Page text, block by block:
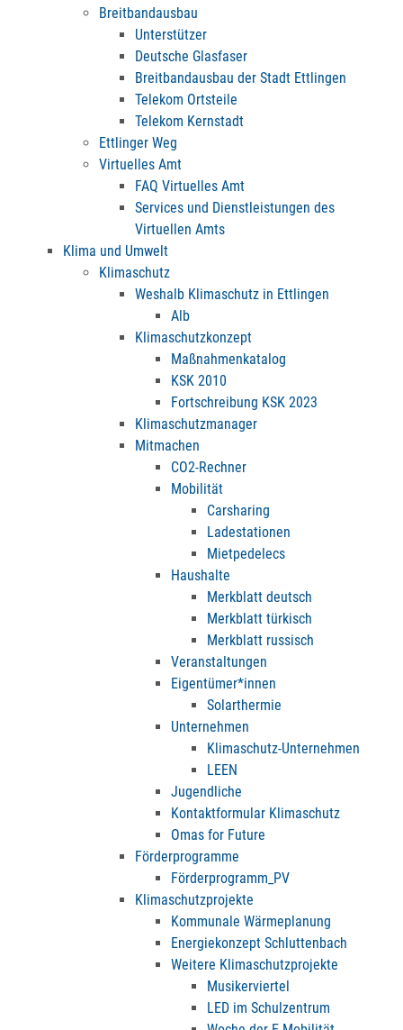
Breitbandausbau
Unterstützer
Deutsche Glasfaser
Breitbandausbau der Stadt Ettlingen
Telekom Ortsteile
Telekom Kernstadt
Ettlinger Weg
Virtuelles Amt
FAQ Virtuelles Amt
Services und Dienstleistungen des
Virtuellen Amts
Klima und Umwelt
Klimaschutz
Weshalb Klimaschutz in Ettlingen
Alb
Klimaschutzkonzept
Maßnahmenkatalog
KSK 2010
Fortschreibung KSK 2023
Klimaschutzmanager
Mitmachen
CO2-Rechner
Mobilität
Carsharing
Ladestationen
Mietpedelecs
Haushalte
Merkblatt deutsch
Merkblatt türkisch
Merkblatt russisch
Veranstaltungen
Eigentümer*innen
Solarthermie
Unternehmen
Klimaschutz-Unternehmen
LEEN
Jugendliche
Kontaktformular Klimaschutz
Omas for Future
Förderprogramme
Förderprogramm_PV
Klimaschutzprojekte
Kommunale Wärmeplanung
Energiekonzept Schluttenbach
Weitere Klimaschutzprojekte
Musikerviertel
LED im Schulzentrum